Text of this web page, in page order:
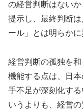
の経営判断はない
提示し、最終判断
ール」とは明らかに
経営判断の孤独を
機能する点は、日
手不足が深刻化す
いうよりも、経営